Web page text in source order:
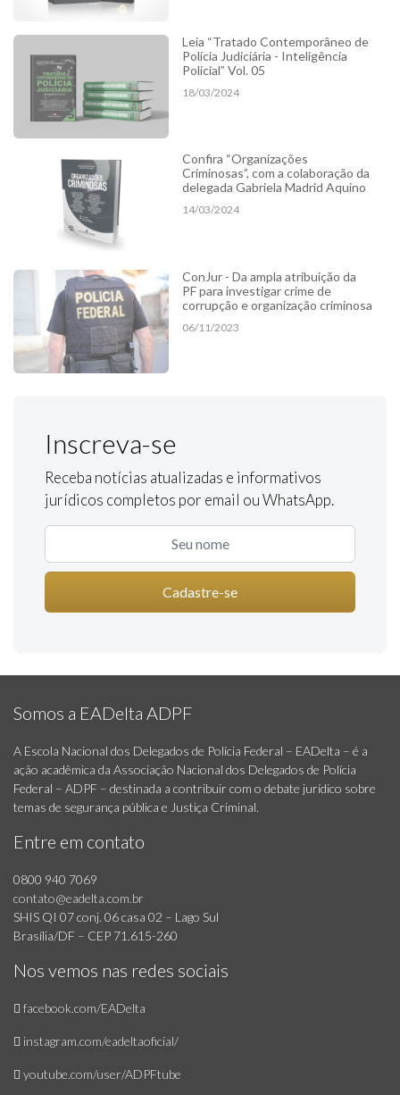
Leia “Tratado Contemporâneo de
Polícia Judiciária - Inteligência
Policial” Vol. 05
18/03/2024
Confira “Organizações
Criminosas”, com a colaboração da
delegada Gabriela Madrid Aquino
14/03/2024
ConJur - Da ampla atribuição da
PF para investigar crime de
corrupção e organização criminosa
06/11/2023
Inscreva-se
Receba notícias atualizadas e informativos
jurídicos completos por email ou WhatsApp.
Cadastre-se
Somos a EADelta ADPF
A Escola Nacional dos Delegados de Polícia Federal – EADelta – é a
ação acadêmica da Associação Nacional dos Delegados de Polícia
Federal – ADPF – destinada a contribuir com o debate jurídico sobre
temas de segurança pública e Justiça Criminal.
Entre em contato
0800 940 7069
contato@eadelta.com.br
SHIS QI 07 conj. 06 casa 02 – Lago Sul
Brasília/DF – CEP 71.615-260
Nos vemos nas redes sociais
facebook.com/EADelta
instagram.com/eadeltaoficial/
youtube.com/user/ADPFtube